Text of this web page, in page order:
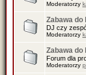
Moderatorzy
Zabawa do
DJ czy
Moderatorzy
Zabawa do
Forum dla
Moderatorzy